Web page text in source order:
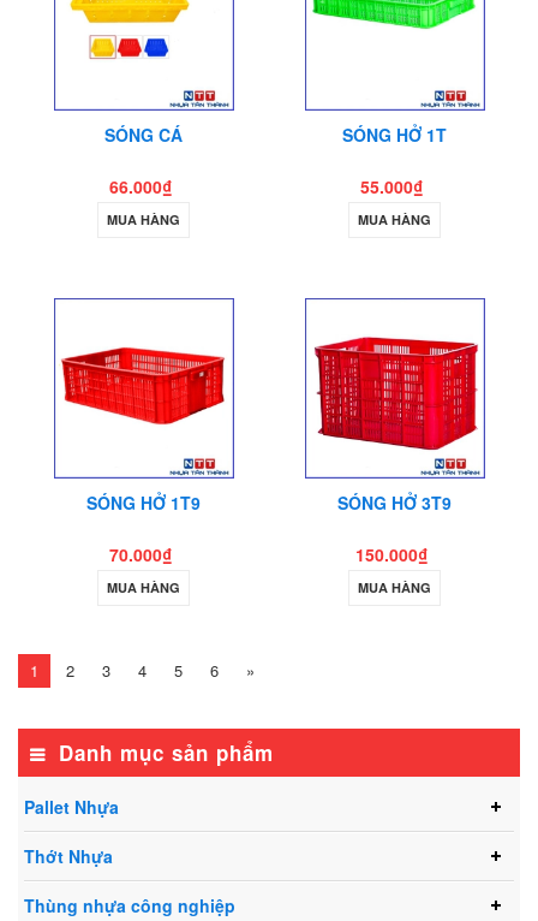
SÓNG CÁ
66.000₫
MUA HÀNG
SÓNG HỞ 1T
55.000₫
MUA HÀNG
SÓNG HỞ 1T9
70.000₫
MUA HÀNG
SÓNG HỞ 3T9
150.000₫
MUA HÀNG
1 2 3 4 5 6 »
Danh mục sản phẩm
Pallet Nhựa
Thớt Nhựa
Thùng nhựa công nghiệp